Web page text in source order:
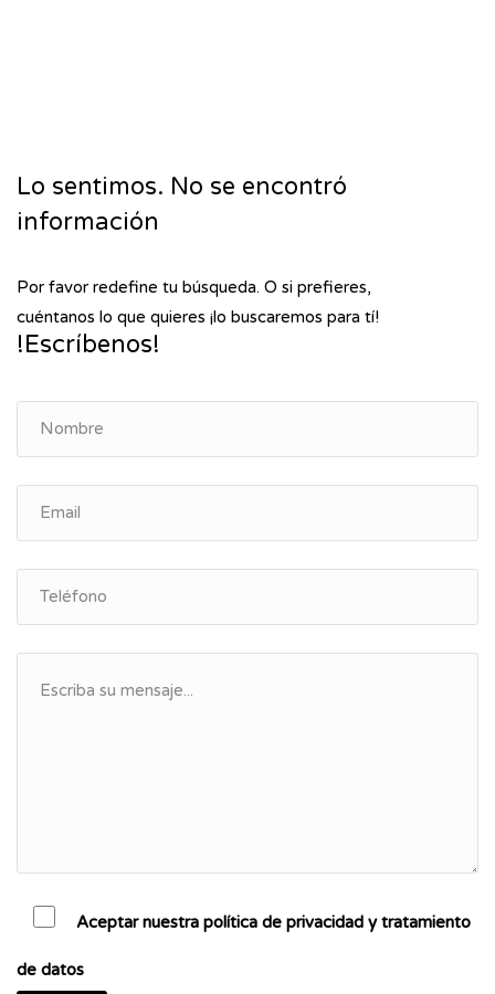
Lo sentimos. No se encontró
información
Por favor redefine tu búsqueda. O si prefieres,
cuéntanos lo que quieres ¡lo buscaremos para tí!
!Escríbenos!
Aceptar nuestra política de privacidad y tratamiento
de datos